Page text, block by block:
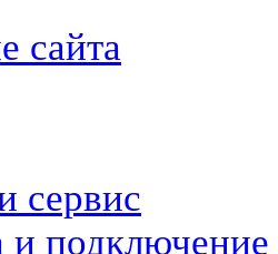
сайта
сервис
и подключение